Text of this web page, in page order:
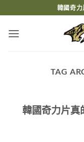
to
content
韓國奇
TAG
韓國奇力片真